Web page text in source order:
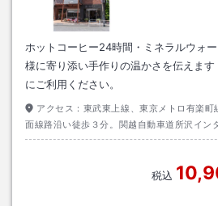
ホットコーヒー24時間・ミネラルウォ
様に寄り添い手作りの温かさを伝えま
にご利用ください。
アクセス： 東武東上線、東京メトロ有楽
面線路沿い徒歩３分。関越自動車道所沢イン
光インターより２０分。
税込